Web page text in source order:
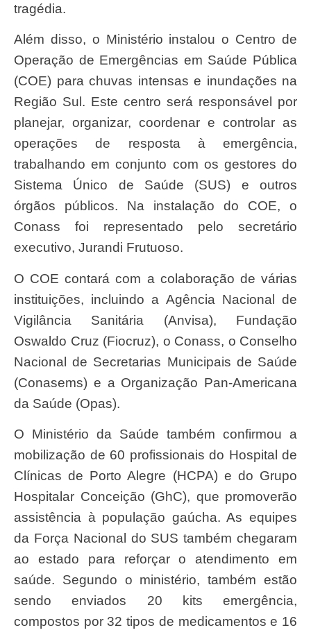
tragédia.
Além disso, o Ministério instalou o Centro de
Operação de Emergências em Saúde Pública
(COE) para chuvas intensas e inundações na
Região Sul. Este centro será responsável por
planejar, organizar, coordenar e controlar as
operações de resposta à emergência,
trabalhando em conjunto com os gestores do
Sistema Único de Saúde (SUS) e outros
órgãos públicos. Na instalação do COE, o
Conass foi representado pelo secretário
executivo, Jurandi Frutuoso.
O COE contará com a colaboração de várias
instituições, incluindo a Agência Nacional de
Vigilância Sanitária (Anvisa), Fundação
Oswaldo Cruz (Fiocruz), o Conass, o Conselho
Nacional de Secretarias Municipais de Saúde
(Conasems) e a Organização Pan-Americana
da Saúde (Opas).
O Ministério da Saúde também confirmou a
mobilização de 60 profissionais do Hospital de
Clínicas de Porto Alegre (HCPA) e do Grupo
Hospitalar Conceição (GhC), que promoverão
assistência à população gaúcha. As equipes
da Força Nacional do SUS também chegaram
ao estado para reforçar o atendimento em
saúde. Segundo o ministério, também estão
sendo enviados 20 kits emergência,
compostos por 32 tipos de medicamentos e 16